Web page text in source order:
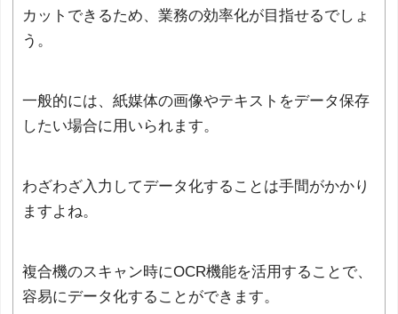
カットできるため、業務の効率化が目指せるでしょ
う。
一般的には、紙媒体の画像やテキストをデータ保存
したい場合に用いられます。
わざわざ入力してデータ化することは手間がかかり
ますよね。
複合機のスキャン時にOCR機能を活用することで、
容易にデータ化することができます。